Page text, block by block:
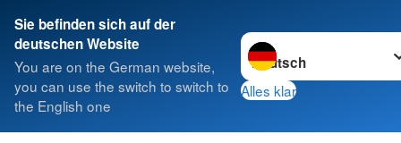
Sie befinden sich auf der
deutschen Website
You are on the German website,
you can use the switch to switch to
the English one
Sprache wechseln zu
Alles klar